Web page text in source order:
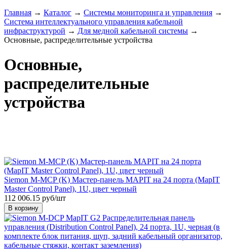
Главная → Каталог → Системы мониторинга и управления →
Система интеллектуального управления кабельной
инфраструктурой → Для медной кабельной системы →
Основные, распределительные устройства
Основные,
распределительные
устройства
Siemon M-MCP (K) Мастер-панель MAPIT на 24 порта (MapIT
Master Control Panel), 1U, цвет черный
112 006.15 руб/шт
В корзину